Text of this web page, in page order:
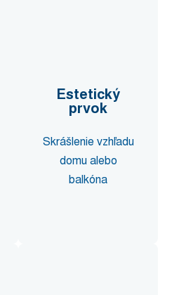
Estetický
prvok
Skrášlenie vzhľadu
domu alebo
balkóna